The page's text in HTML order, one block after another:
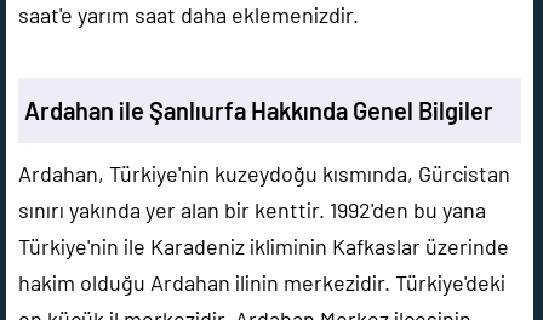
saat'e yarım saat daha eklemenizdir.
Ardahan ile Şanlıurfa Hakkında Genel Bilgiler
Ardahan, Türkiye'nin kuzeydoğu kısmında, Gürcistan
sınırı yakında yer alan bir kenttir. 1992'den bu yana
Türkiye'nin ile Karadeniz ikliminin Kafkaslar üzerinde
hakim olduğu Ardahan ilinin merkezidir. Türkiye'deki